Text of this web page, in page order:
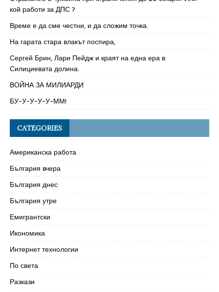
кой работи за ДПС ?
Време е да сме честни, и да сложим точка.
На гарата стара влакът поспира,
Сергей Брин, Лари Пейдж и краят на една ера в
Силициевата долина.
ВОЙНА ЗА МИЛИАРДИ
БУ-У-У-У-У-ММ!
CATEGORIES
Американска работа
България вчера
България днес
България утре
Емигрантски
Икономика
Интернет технологии
По света
Разкази